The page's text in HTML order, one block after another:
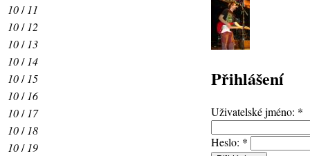
10/ 11
10/ 12
10/ 13
10/ 14
10/ 15
10/ 16
10/ 17
10/ 18
10/ 19
Přihlášení
Uživatelské jméno: *
Heslo: *